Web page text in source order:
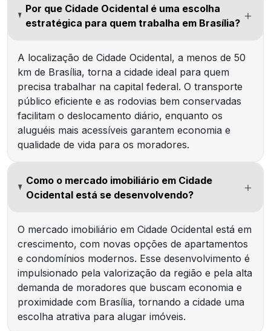
Por que Cidade Ocidental é uma escolha
estratégica para quem trabalha em Brasília?
A localização de Cidade Ocidental, a menos de 50
km de Brasília, torna a cidade ideal para quem
precisa trabalhar na capital federal. O transporte
público eficiente e as rodovias bem conservadas
facilitam o deslocamento diário, enquanto os
aluguéis mais acessíveis garantem economia e
qualidade de vida para os moradores.
Como o mercado imobiliário em Cidade
Ocidental está se desenvolvendo?
O mercado imobiliário em Cidade Ocidental está em
crescimento, com novas opções de apartamentos
e condomínios modernos. Esse desenvolvimento é
impulsionado pela valorização da região e pela alta
demanda de moradores que buscam economia e
proximidade com Brasília, tornando a cidade uma
escolha atrativa para alugar imóveis.